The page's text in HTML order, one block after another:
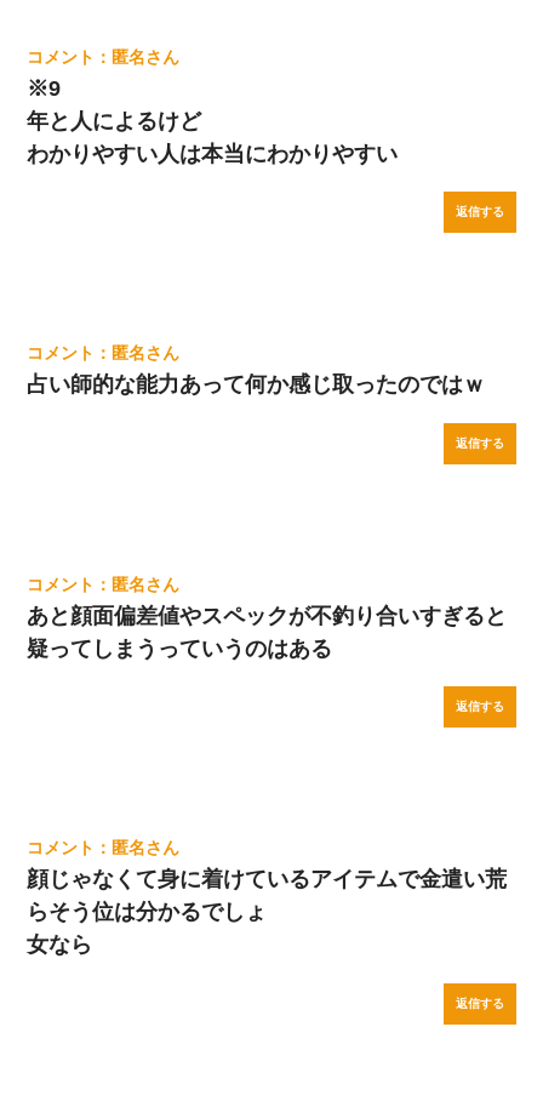
匿名
※9
年と人によるけど
わかりやすい人は本当にわかりやすい
返信する
匿名
占い師的な能力あって何か感じ取ったのではｗ
返信する
匿名
あと顔面偏差値やスペックが不釣り合いすぎると
疑ってしまうっていうのはある
返信する
匿名
顔じゃなくて身に着けているアイテムで金遣い荒
らそう位は分かるでしょ
女なら
返信する